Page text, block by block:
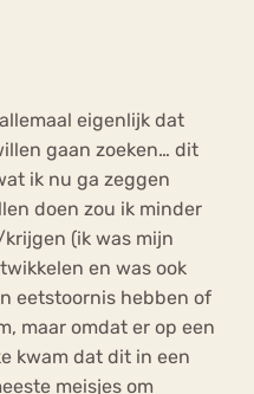
eigenlijk dat
gaan zoeken… dit
ik nu ga zeggen
doen zou ik minder
(ik was mijn
en was ook
eetstoornis hebben of
maar omdat er op een
kwam dat dit in een
meisjes om